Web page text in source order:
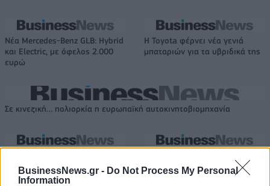
BusinessNews.gr - Do Not Process My Personal
Information
Νέα Mercedes-Benz GLB: Hybrid
και Electric, με όφελος 2.000
ευρώ
Η Toyota φέρνει νέα γενιά
μπαταριών για τα υβριδικά της
Σε κινεζική… πολιορκία η ευρωπαϊκή αυτοκινητοβιομηχανία
ολοκληρώθηκαν οι αφίξεις - Οι
δηλώσεις του (vid & pics)
Νορβηγία για την πρόκριση
στον τελικό (live stream)